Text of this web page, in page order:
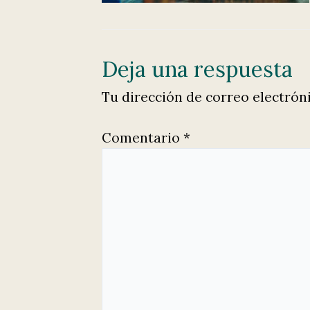
Deja una respuesta
Tu dirección de correo
Comentario *